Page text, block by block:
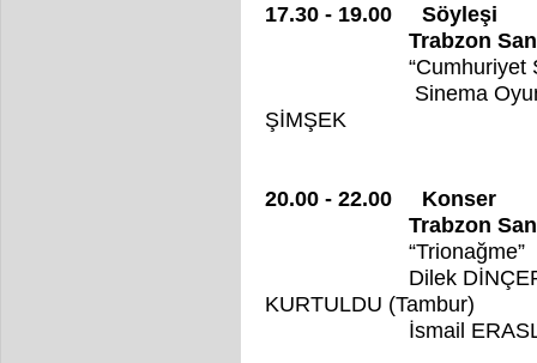
17.30 - 19.00 Söyleşi
Trabzon Sanatevi
“Cumhuriyet
Sinema
ŞİMŞEK
20.00 - 22.00 Konser
Trabzon
“Trionağme”
Dilek DİNÇER
KURTULDU (Tambur)
İsmail